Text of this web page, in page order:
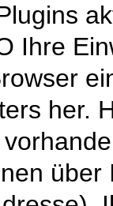
Ihre
her.